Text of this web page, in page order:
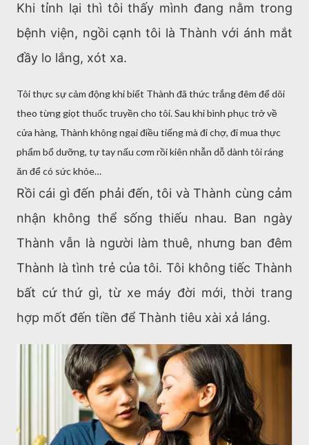
Khi tỉnh lại thì tôi thấy mình đang nằm trong
bệnh viện, ngồi cạnh tôi là Thành với ánh mắt
đầy lo lắng, xót xa.
Tôi thực sự cảm động khi biết Thành đã thức trắng đêm để dõi
theo từng giọt thuốc truyền cho tôi. Sau khi bình phục trở về
cửa hàng, Thành không ngại điều tiếng mà đi chợ, đi mua thực
phẩm bổ dưỡng, tự tay nấu cơm rồi kiên nhẫn dỗ dành tôi ráng
ăn để có sức khỏe…
Rồi cái gì đến phải đến, tôi và Thành cùng cảm
nhận không thể sống thiếu nhau. Ban ngày
Thành vẫn là người làm thuê, nhưng ban đêm
Thành là tình trẻ của tôi. Tôi không tiếc Thành
bất cứ thứ gì, từ xe máy đời mới, thời trang
hợp mốt đến tiền để Thành tiêu xài xả láng.